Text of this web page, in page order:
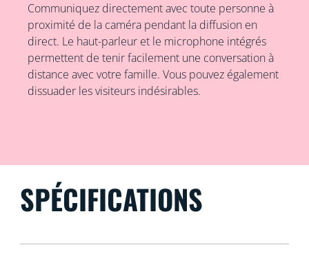
Communiquez directement avec toute personne à
proximité de la caméra pendant la diffusion en
direct. Le haut-parleur et le microphone intégrés
permettent de tenir facilement une conversation à
distance avec votre famille. Vous pouvez également
dissuader les visiteurs indésirables.
SPÉCIFICATIONS